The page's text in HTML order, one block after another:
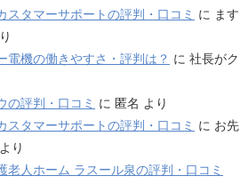
スタマーサポートの評判・口コミ に ます
電機の働きやすさ・評判は？ に 社長がク
の評判・口コミ に 匿名 より
スタマーサポートの評判・口コミ に お先
り
老人ホーム ラスール泉の評判・口コミ